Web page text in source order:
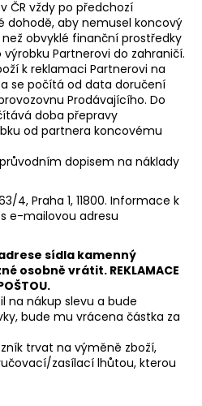
ČR vždy po předchozí
dohodě, aby nemusel koncový
obvyklé finanční prostředky
Partnerovi do zahraničí.
k reklamaci Partnerovi na
se počítá od data doručení
Prodávajícího. Do
doba přepravy
od partnera koncovému
dopisem na náklady
4, Praha 1, 11800. Informace k
e-mailovou adresu
sídla kamenný
osobně vrátit. REKLAMACE
na nákup slevu a bude
bude mu vrácena částka za
trvat na výměně zboží,
zasílací lhůtou, kterou